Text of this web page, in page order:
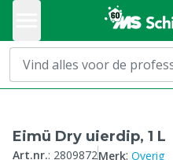
Eimü Dry uierdip, 1 L
Art.nr.: 2809872Merk: Overig